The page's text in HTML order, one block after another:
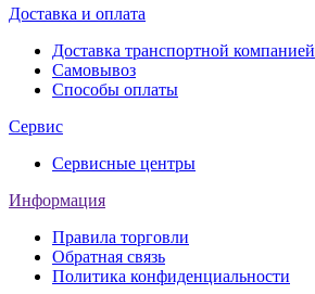
Доставка и оплата
Доставка транспортной компанией
Самовывоз
Способы оплаты
Сервис
Сервисные центры
Информация
Правила торговли
Обратная связь
Политика конфиденциальности